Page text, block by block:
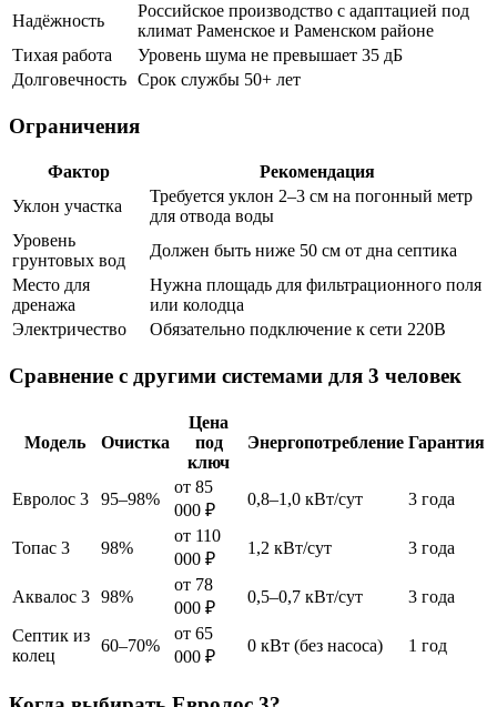
Надёжность
Российское производство с адаптацией под
климат Раменское и Раменском районе
Тихая работа
Уровень шума не превышает 35 дБ
Долговечность Срок службы 50+ лет
Ограничения
Фактор
Рекомендация
Уклон участка
Требуется уклон 2–3 см на погонный метр
для отвода воды
Уровень
грунтовых вод
Должен быть ниже 50 см от дна септика
Место для
дренажа
Нужна площадь для фильтрационного поля
или колодца
Электричество
Обязательно подключение к сети 220В
Сравнение с другими системами для 3 человек
Модель Очистка
Цена
под
ключ
Энергопотребление Гарантия
Евролос 3 95–98%
от 85
000 ₽
0,8–1,0 кВт/сут 3 года
Топас 3 98%
от 110
000 ₽
1,2 кВт/сут 3 года
Аквалос 3 98%
от 78
000 ₽
0,5–0,7 кВт/сут 3 года
Септик из
колец
60–70%
от 65
000 ₽
0 кВт (без насоса) 1 год